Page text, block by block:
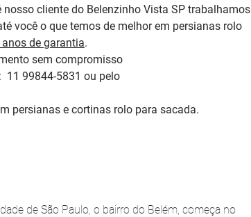
cliente do Belenzinho Vista SP trabalhamos
você o que temos de melhor em persianas rolo
de garantia.
sem compromisso
11 99844-5831 ou pelo
persianas e cortinas rolo para sacada.
de São Paulo, o bairro do Belém, começa no